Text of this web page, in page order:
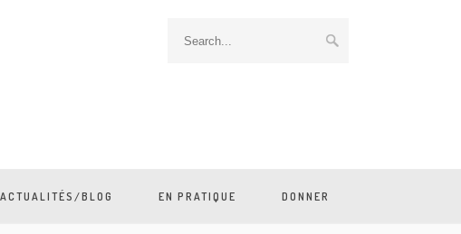
ACTUALITÉS/BLOG EN PRATIQUE DONNER